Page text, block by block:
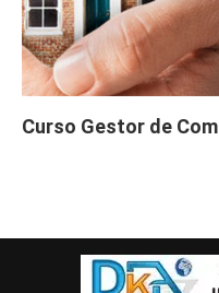
Curso Gestor de